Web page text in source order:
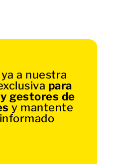
a nuestra
para
gestores de
y mantente